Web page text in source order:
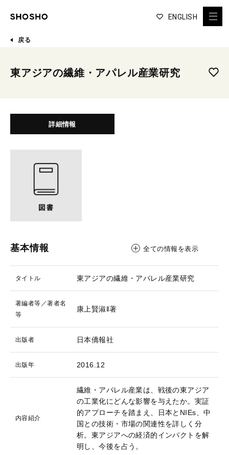
ENGLISH
戻る
東アジアの繊維・アパレル産業研究
詳細情報
基本情報 全ての情報を表示
タイトル 東アジアの繊維・アパレル産業研究
著編者等／著者名
等
康上賢淑‖著
出版者 日本僑報社
出版年 2016.12
内容紹介
繊維・アパレル産業は、戦後の東アジア
の工業化にどんな影響を与えたか。実証
的アプローチを踏まえ、日本とNIEs、中
国との技術・市場の関連性を詳しく分
析。東アジアへの経済的インパクトを解
明し、今後を占う。